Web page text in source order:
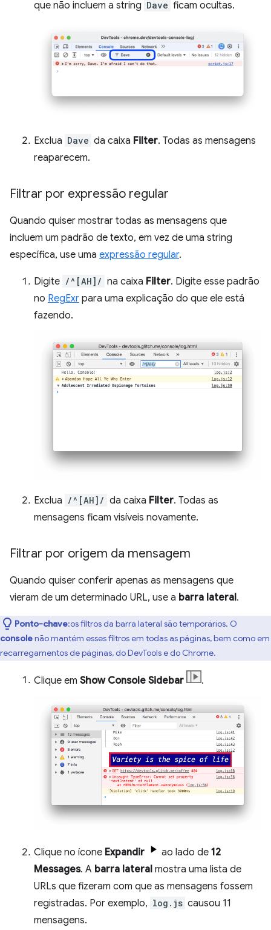
que não incluem a string Dave ficam ocultas.
Exclua Dave da caixa Filter. Todas as mensagens
reaparecem.
Filtrar por expressão regular
Quando quiser mostrar todas as mensagens que
incluem um padrão de texto, em vez de uma string
específica, use uma expressão regular.
Digite /^[AH]/ na caixa Filter. Digite esse padrão
no RegExr para uma explicação do que ele está
fazendo.
Exclua /^[AH]/ da caixa Filter. Todas as
mensagens ficam visíveis novamente.
Filtrar por origem da mensagem
Quando quiser conferir apenas as mensagens que
vieram de um determinado URL, use a barra lateral.
Ponto-chave:os filtros da barra lateral são temporários. O
consolenão mantém esses filtros em todas as páginas, bem como em
recarregamentos de páginas, do DevTools e do Chrome.
Clique em Show Console Sidebar .
Clique no ícone Expandir ao lado de 12
Messages. A barra lateral mostra uma lista de
URLs que fizeram com que as mensagens fossem
registradas. Por exemplo, log.js causou 11
mensagens.